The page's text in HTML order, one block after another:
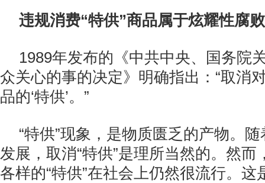
违规消费“特供”商品属于炫耀性腐败
1989年发布的《中共中央、国务院
众关心的事的决定》明确指出：“取消
品的‘特供’。”
“特供”现象，是物质匮乏的产物。
发展，取消“特供”是理所当然的。然而
各样的“特供”在社会上仍然很流行。这